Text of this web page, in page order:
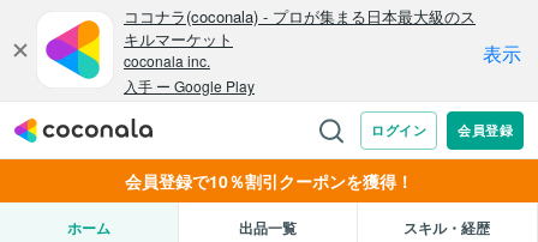
会員登録で10％割引クーポンを獲得！
ホーム 出品一覧 スキル・経歴